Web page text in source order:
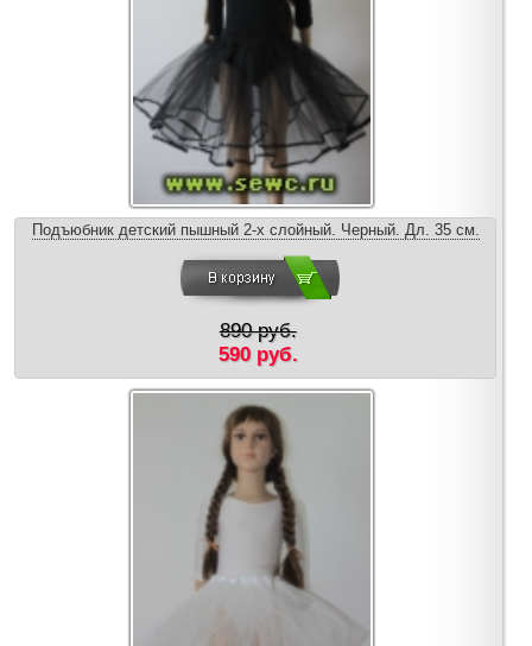
Подъюбник детский пышный 2-х слойный. Черный. Дл. 35 см.
890 руб.
590 руб.